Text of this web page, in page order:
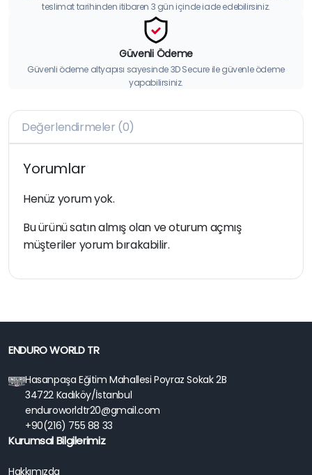
teslimat tarihinden itibaren 3 gün içinde iade edebilirsiniz.
Güvenli Ödeme
Güvenli ödeme altyapısı sayesinde 3D Secure ile güvenle ödeme
yapabilirsiniz.
Değerlendirmeler (0)
Yorumlar
Henüz yorum yok.
Bu ürünü satın almış olan ve oturum açmış
müşteriler yorum bırakabilir.
ENDURO WORLD TR
Hasanpaşa Eğitim Mahallesi Poyraz Sokak 2B
34722 Kadıköy/İstanbul
enduroworldtr20@gmail.com
+90(216) 755 88 33
Kurumsal Bilgilerimiz
Hakkımızda